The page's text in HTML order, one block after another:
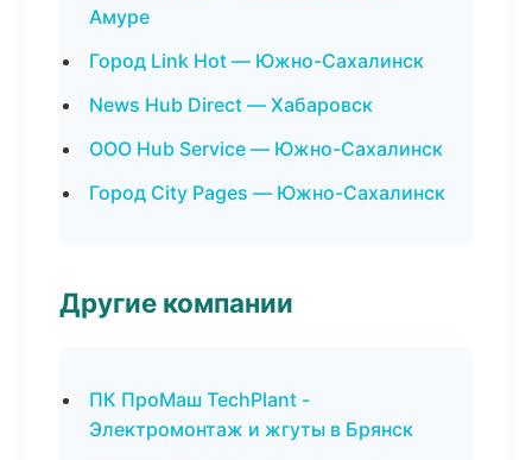
Амуре
Город Link Hot — Южно-Сахалинск
News Hub Direct — Хабаровск
ООО Hub Service — Южно-Сахалинск
Город City Pages — Южно-Сахалинск
Другие компании
ПК ПроМаш TechPlant -
Электромонтаж и жгуты в Брянск